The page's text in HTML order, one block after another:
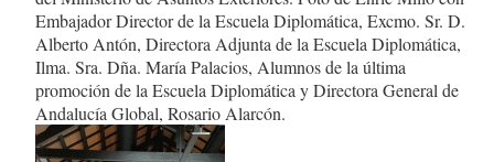
Embajador Director de la Escuela Diplomática, Excmo. Sr. D.
Alberto Antón, Directora Adjunta de la Escuela Diplomática,
Ilma. Sra. Dña. María Palacios, Alumnos de la última
promoción de la Escuela Diplomática y Directora General de
Andalucía Global, Rosario Alarcón.